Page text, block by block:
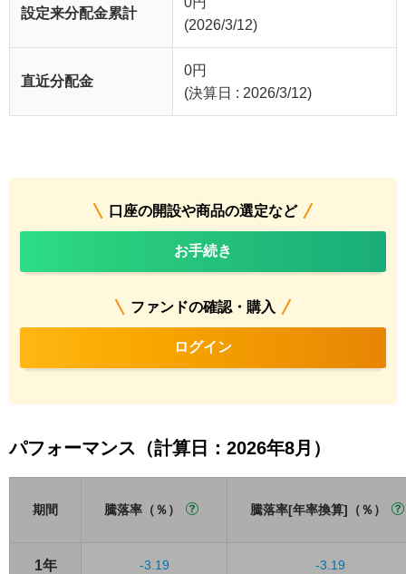
設定来分配金累計
(2026/3/12)
直近分配金
0円
(決算日 : 2026/3/12)
口座の開設や商品の選定など
お手続き
ファンドの確認・購入
ログイン
パフォーマンス（計算日：2026年8月）
期間 騰落率（％） 騰落率[年率換算]（％）
1年 -3.19 -3.19